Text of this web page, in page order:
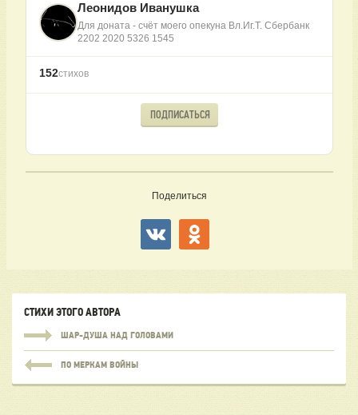
Леонидов Иванушка
Для доната - счёт моего опекуна Вл.Иг.Т. Сбербанк
2202 2020 5326 1545
152стихов
ПОДПИСАТЬСЯ
Поделиться
СТИХИ ЭТОГО АВТОРА
ШАР-ДУША НАД ГОЛОВАМИ
ПО МЕРКАМ ВОЙНЫ